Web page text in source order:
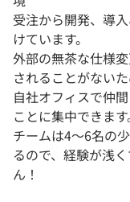
受注から開発、導
けています。
外部の無茶な仕様
されることがないた
自社オフィスで仲
ことに集中できます
チームは4〜6名の
るので、経験が浅
ん！